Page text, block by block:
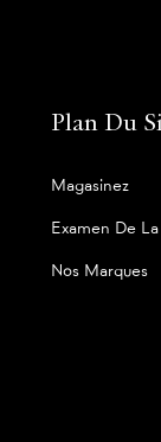
Plan Du
Magasinez
Examen De La
Nos Marques